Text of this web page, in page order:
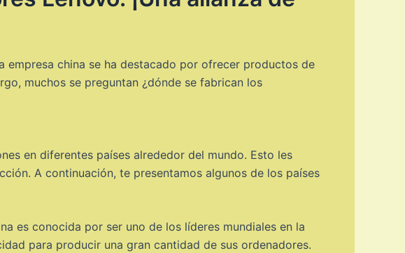
empresa china se ha destacado por ofrecer productos de
muchos se preguntan ¿dónde se fabrican los
en diferentes países alrededor del mundo. Esto les
A continuación, te presentamos algunos de los países
es conocida por ser uno de los líderes mundiales en la
para producir una gran cantidad de sus ordenadores.